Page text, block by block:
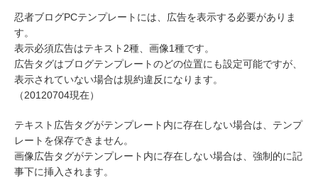
忍者ブログPCテンプレートには、広告を表示する必要がありま
す。
表示必須広告はテキスト2種、画像1種です。
広告タグはブログテンプレートのどの位置にも設定可能ですが、
表示されていない場合は規約違反になります。
（20120704現在）
テキスト広告タグがテンプレート内に存在しない場合は、テンプ
レートを保存できません。
画像広告タグがテンプレート内に存在しない場合は、強制的に記
事下に挿入されます。